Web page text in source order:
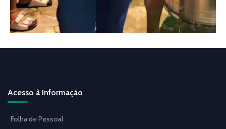
Acesso à Informação
Folha de Pessoal